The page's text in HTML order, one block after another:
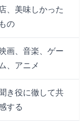
店、美味しかった
もの
画、音楽、ゲー
ム、アニメ
聞き役に徹して共
する